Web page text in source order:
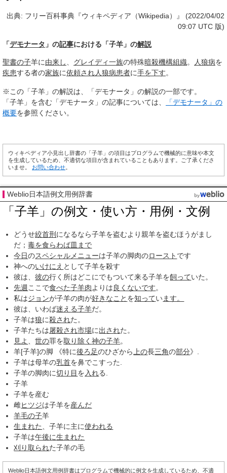
出典: フリー百科事典『ウィキペディア（Wikipedia）』 (2022/04/02
09:07 UTC 版)
「デモナータ 」の記事における「子羊」の解説
聖書の子羊に由来し、 グレイディ一族の特殊暗殺機構組織。 人狼病を
疾患する者の家族に依頼され人狼病患者に手を下す。
※この「子羊」の解説は、「デモナータ」の解説の一部です。
「子羊」を含む「デモナータ」の記事については、
「デモナータ」の
概要を参照ください。
ウィキペディア小見出し辞書の「子羊」の項目はプログラムで機械的に意味や本文
を生成しているため、不適切な項目が含まれていることもあります。ご了承くださ
いませ。 お問い合わせ
Weblio日本語例文用例辞書
「子羊」の例文・使い方・用例・文例
どうせ絞首刑 になるなら子羊を盗むより親羊を盗むほうがまし
だ；毒を食らわば皿まで
今日のスペシャルメニューは子羊の脚肉のロースト です
神へのいけにえ として子羊を殺す
彼は、彼の行く所はどこにでもついて来る子羊を飼っていた。
先週ここで食べた子羊肉よりは良くないです。
私はジョンが子羊の肉が好きなこと を知っています。
彼は、いわば迷える子羊だ。
子羊は狼に殺された。
子羊たちは屠殺され市場に出された。
見よ 、世の罪を取り除く神の子羊。
羊[子羊]の脚 《特に後ろ足のひざから上の長三角の部分》.
子羊は母羊の乳首を鼻でこすった.
子羊の脚肉に切り目 を入れる.
子羊
子羊を産む
雌ヒツジは子羊を産んだ
羊毛の子羊
生まれた、子羊に主に使われる
子羊は午後に生まれた
刈り取られた子羊の毛
Weblio日本語例文用例辞書はプログラムで機械的に例文を生成しているため、不適